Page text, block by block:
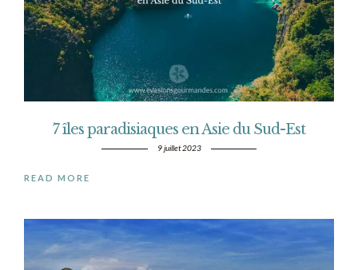
7 îles paradisiaques en Asie du Sud-Est
9 juillet 2023
READ MORE